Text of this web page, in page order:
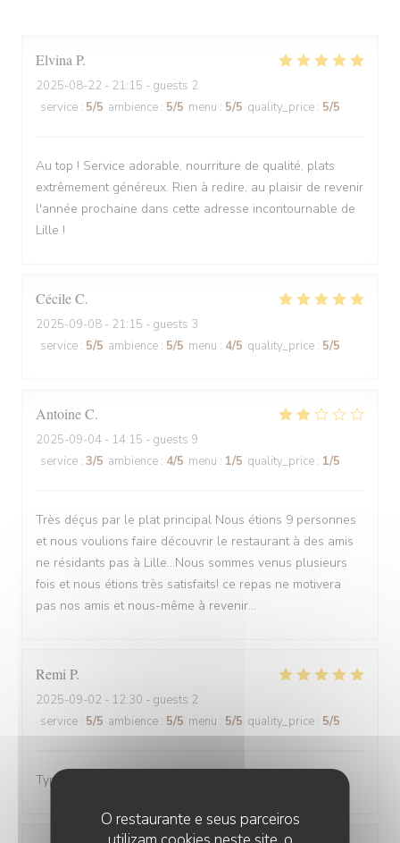
O restaurante e seus parceiros
Elvina P
2025-08-22 - 21:15 - guests 2
service : 5/5 ambience : 5/5 menu : 5/5 quality_price : 5/5
Au top ! Service adorable, nourriture de qualité, plats
extrêmement généreux. Rien à redire, au plaisir de revenir
l'année prochaine dans cette adresse incontournable de
Lille !
CécileC
2025-09-08 - 21:15 - guests 3
service : 5/5 ambience : 5/5 menu : 4/5 quality_price : 5/5
AntoineC
2025-09-04 - 14:15 - guests 9
service : 3/5 ambience : 4/5 menu : 1/5 quality_price : 1/5
Très déçus par le plat principal Nous étions 9 personnes
et nous voulions faire découvrir le restaurant à des amis
ne résidants pas à Lille...Nous sommes venus plusieurs
fois et nous étions très satisfaits! ce repas ne motivera
pas nos amis et nous-même à revenir...
Remi P
2025-09-02 - 12:30 - guests 2
service : 5/5 ambience : 5/5 menu : 5/5 quality_price : 5/5
Typique estaminet, très bon accueil